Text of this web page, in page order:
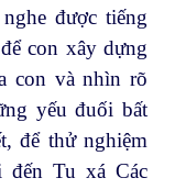
được tiếng
con xây dựng
con và nhìn rõ
yếu đuối bất
để thử nghiệm
đến Tu xá Các